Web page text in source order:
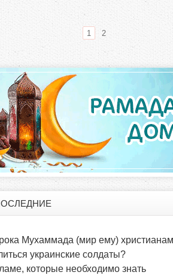
1 2
Мухаммада (мир ему) христианам
украинские солдаты?
которые необходимо знать